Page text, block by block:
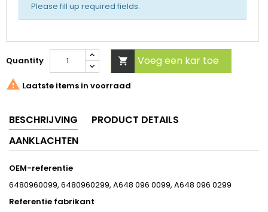
Please fill up required fields.
Quantity  Voeg een kar toe
 Laatste items in voorraad
BESCHRIJVING
PRODUCT DETAILS
AANKLACHTEN
OEM-referentie
6480960099, 6480960299, A648 096 0099, A648 096 0299
Referentie fabrikant